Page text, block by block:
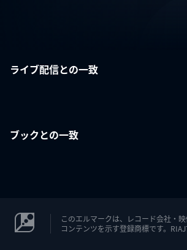
ライブ配信との一致
ブックとの一致
このエルマークは、レコード会社・
コンテンツを示す登録商標です。